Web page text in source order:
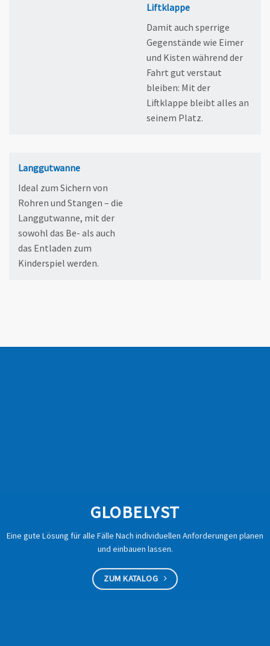
Liftklappe
Damit auch sperrige
Gegenstände wie Eimer
und Kisten während der
Fahrt gut verstaut
bleiben: Mit der
Liftklappe bleibt alles an
seinem Platz.
Langgutwanne
Ideal zum Sichern von
Rohren und Stangen – die
Langgutwanne, mit der
sowohl das Be- als auch
das Entladen zum
Kinderspiel werden.
GLOBELYST
Eine gute Lösung für alle Fälle Nach individuellen Anforderungen planen
und einbauen lassen.
ZUM KATALOG